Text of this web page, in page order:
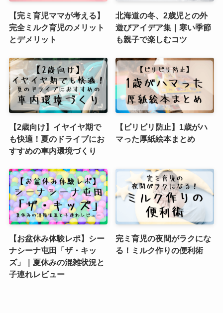
【完ミ育児ママが考える】
完全ミルク育児のメリット
とデメリット
北海道の冬、2歳児との外
遊びアイデア集｜寒い季節
も親子で楽しむコツ
【2歳向け】イヤイヤ期で
も快適！夏のドライブにお
すすめの車内環境づくり
【ビリビリ防止】1歳がハ
マった厚紙絵本まとめ
【お盆休み体験レポ】シー
ナシーナ屯田「ザ・キッ
ズ」｜夏休みの混雑状況と
子連れレビュー
完ミ育児の夜間がラクにな
る！ミルク作りの便利術